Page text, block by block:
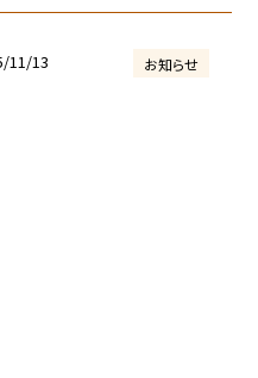
11/13 お知らせ